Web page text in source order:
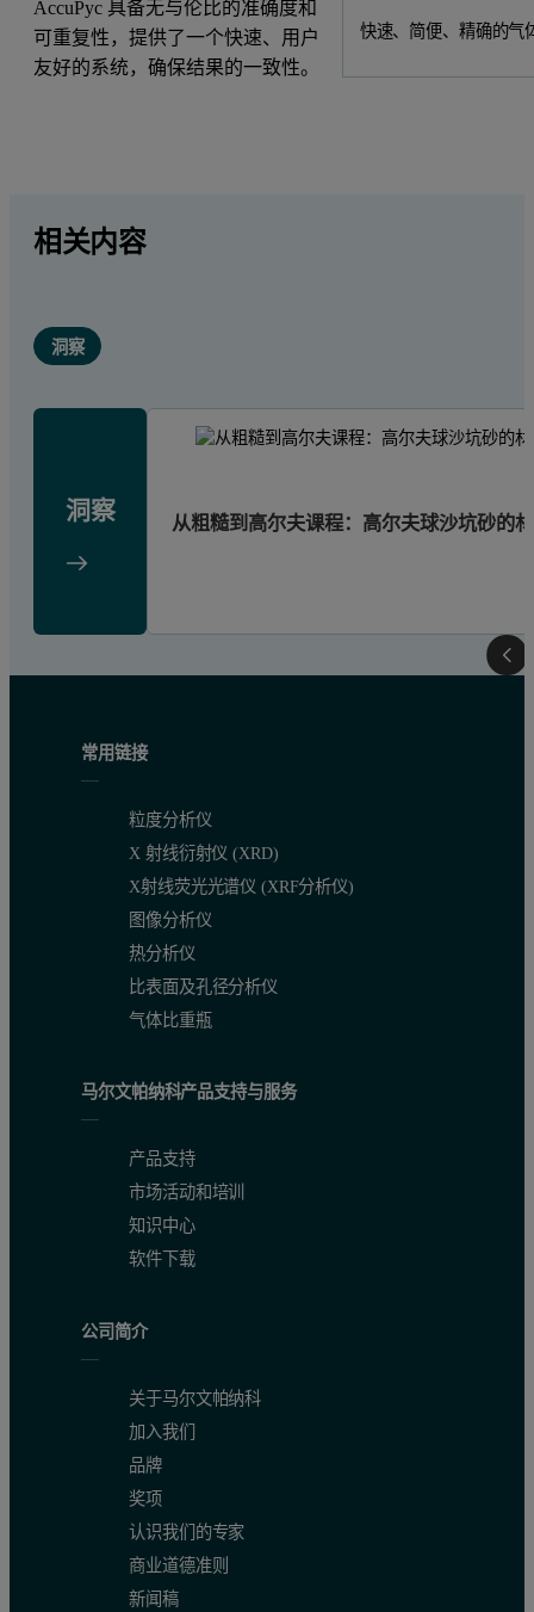
快速、简便、精确的气
AccuPyc 具备无与伦比的准确度和
可重复性，提供了一个快速、用户
友好的系统，确保结果的一致性。
相关内容
洞察
洞察 从粗糙到高尔夫课程：高尔夫球沙坑砂的
常用链接
粒度分析仪
X 射线衍射仪 (XRD)
X射线荧光光谱仪 (XRF分析仪)
图像分析仪
热分析仪
比表面及孔径分析仪
气体比重瓶
马尔文帕纳科产品支持与服务
产品支持
市场活动和培训
知识中心
软件下载
公司简介
关于马尔文帕纳科
加入我们
品牌
奖项
认识我们的专家
商业道德准则
新闻稿